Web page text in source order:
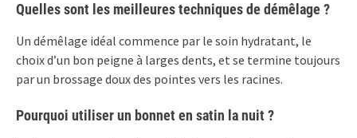
Quelles sont les meilleures techniques de démêlage ?
Un démêlage idéal commence par le soin hydratant, le
choix d’un bon peigne à larges dents, et se termine toujours
par un brossage doux des pointes vers les racines.
Pourquoi utiliser un bonnet en satin la nuit ?